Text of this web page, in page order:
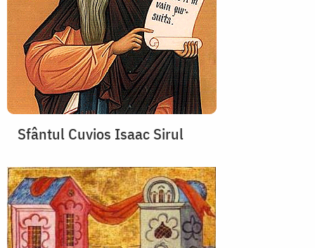
Sfântul Cuvios Isaac Sirul